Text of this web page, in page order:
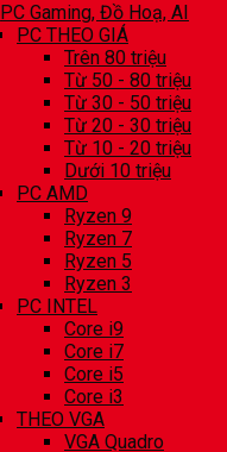
PC Gaming, Đồ Hoạ, AI
PC THEO GIÁ
Trên 80 triệu
Từ 50 - 80 triệu
Từ 30 - 50 triệu
Từ 20 - 30 triệu
Từ 10 - 20 triệu
Dưới 10 triệu
PC AMD
Ryzen 9
Ryzen 7
Ryzen 5
Ryzen 3
PC INTEL
Core i9
Core i7
Core i5
Core i3
THEO VGA
VGA Quadro